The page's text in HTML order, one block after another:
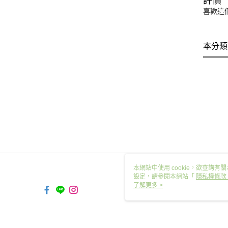
喜歡這
本分
本網站中使用 cookie，欲查詢有
設定，請參閱本網站「 隱私權條款
使用 cookie。
了解更多 >